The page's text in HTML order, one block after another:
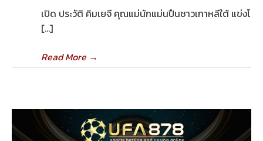
เปิด ประวัติ คิมเยจี คุณแม่นักแม่นปืนชาวเกาหลีใต้ แข่งโ
[…]
Read More→